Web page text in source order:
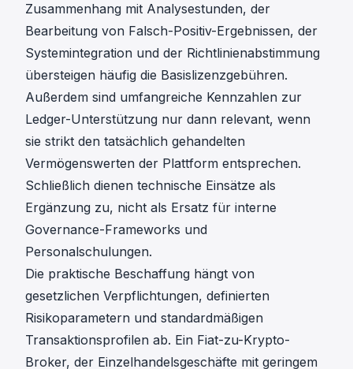
Zusammenhang mit Analysestunden, der
Bearbeitung von Falsch-Positiv-Ergebnissen, der
Systemintegration und der Richtlinienabstimmung
übersteigen häufig die Basislizenzgebühren.
Außerdem sind umfangreiche Kennzahlen zur
Ledger-Unterstützung nur dann relevant, wenn
sie strikt den tatsächlich gehandelten
Vermögenswerten der Plattform entsprechen.
Schließlich dienen technische Einsätze als
Ergänzung zu, nicht als Ersatz für interne
Governance-Frameworks und
Personalschulungen.
Die praktische Beschaffung hängt von
gesetzlichen Verpflichtungen, definierten
Risikoparametern und standardmäßigen
Transaktionsprofilen ab. Ein Fiat-zu-Krypto-
Broker, der Einzelhandelsgeschäfte mit geringem